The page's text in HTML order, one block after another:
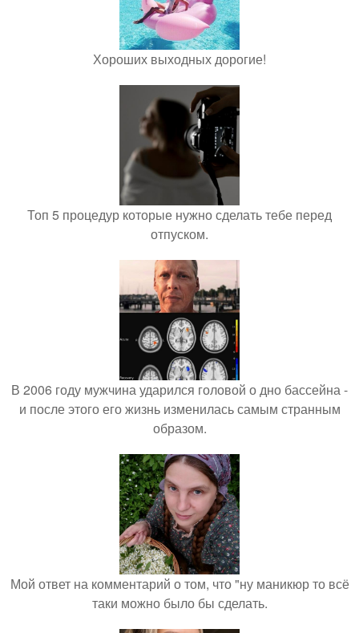
Хороших выходных дорогие!
Топ 5 процедур которые нужно сделать тебе перед
отпуском.
В 2006 году мужчина ударился головой о дно бассейна -
и после этого его жизнь изменилась самым странным
образом.
Мой ответ на комментарий о том, что "ну маникюр то всё
таки можно было бы сделать.